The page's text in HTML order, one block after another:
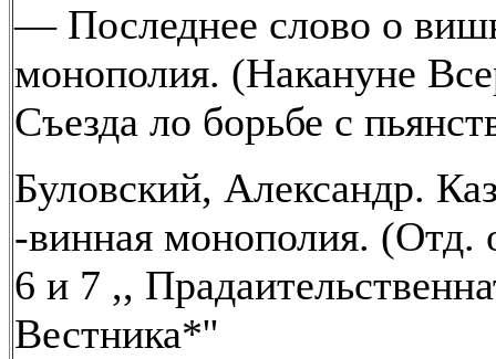
— Последнее слово о
монополия. (Накануне
Съезда ло борьбе с
Буловский, Александр.
-винная монополия.
6 и 7 ,,
Вестника*''